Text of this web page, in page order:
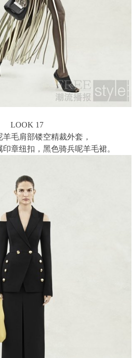
LOOK 17
毛肩部镂空精裁外套，
章纽扣，黑色骑兵呢羊毛裙。